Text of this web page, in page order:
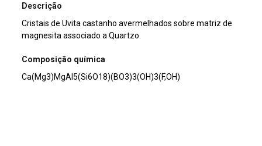
Descrição
Cristais de Uvita castanho avermelhados sobre matriz de
magnesita associado a Quartzo.
Composição química
Ca(Mg3)MgAl5(Si6O18)(BO3)3(OH)3(F,OH)